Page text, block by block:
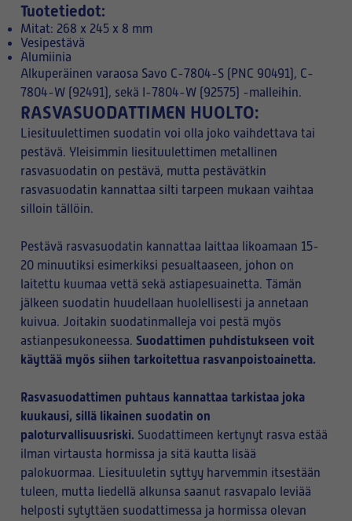
Tuotetiedot:
Mitat: 268 x 245 x 8 mm
Vesipestävä
Alumiinia
Alkuperäinen varaosa Savo C-7804-S (PNC 90491), C-
7804-W (92491), sekä I-7804-W (92575) -malleihin.
RASVASUODATTIMEN HUOLTO:
Liesituulettimen suodatin voi olla joko vaihdettava tai
pestävä. Yleisimmin liesituulettimen metallinen
rasvasuodatin on pestävä, mutta pestävätkin
rasvasuodatin kannattaa silti tarpeen mukaan vaihtaa
silloin tällöin.
Pestävä rasvasuodatin kannattaa laittaa likoamaan 15-
20 minuutiksi esimerkiksi pesualtaaseen, johon on
laitettu kuumaa vettä sekä astiapesuainetta. Tämän
jälkeen suodatin huudellaan huolellisesti ja annetaan
kuivua. Joitakin suodatinmalleja voi pestä myös
astianpesukoneessa. Suodattimen puhdistukseen voit
käyttää myös siihen tarkoitettua rasvanpoistoainetta.
Rasvasuodattimen puhtaus kannattaa tarkistaa joka
kuukausi, sillä likainen suodatin on
paloturvallisuusriski. Suodattimeen kertynyt rasva estää
ilman virtausta hormissa ja sitä kautta lisää
palokuormaa. Liesituuletin syttyy harvemmin itsestään
tuleen, mutta liedellä alkunsa saanut rasvapalo leviää
helposti sytyttäen suodattimessa ja hormissa olevan